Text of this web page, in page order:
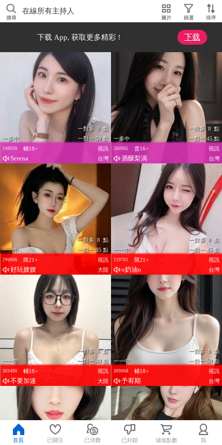
搜尋
在線所有主持人
圖片 篩選 排序
下载 App, 获取更多精彩 ! 下载
一多中
一對多 8 點
一對一 50 點
輔18+
視訊
249039
Serena 台灣
一多中
一對多 8 點
一對一 45 點
普16+
視訊
260995
酒釀梨渦 台灣
一一中
一對多 8 點
一對一 35 點
限21+
視訊
290606
好玩嫂嫂 大陸
一一中
一對多 8 點
一對一 45 點
限21+
視訊
219701
o奶油o 台灣
一一中
一對多 8 點
一對一 40 點
輔18+
視訊
303490
不要加速 大陸
一一中
一對多 8 點
一對一 50 點
輔18+
視訊
309068
予宥期 台灣
首頁 已關注 已消費 已封鎖 儲值點數 我